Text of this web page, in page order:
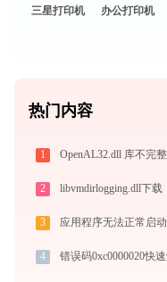
三星打印机 办公打印机
热门内容
1
2 libvmdirlogging.dll下载
3 应用程序无法正常启动
4 错误码0xc0000020快